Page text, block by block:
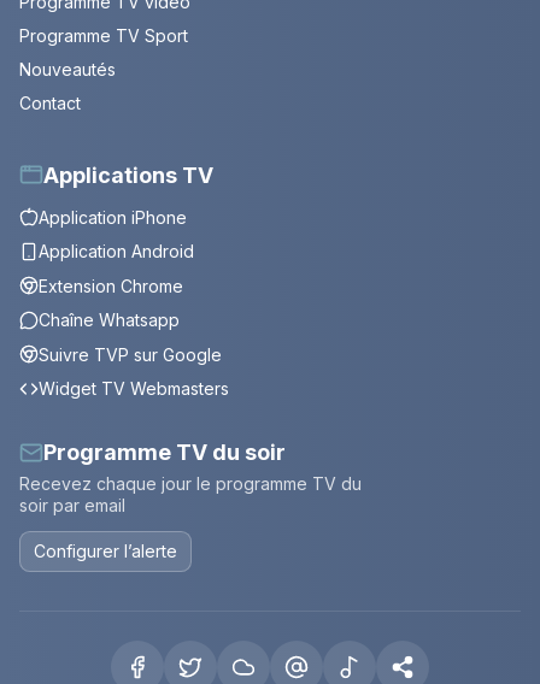
Programme TV Sport
Nouveautés
Contact
Applications TV
Application iPhone
Application Android
Extension Chrome
Chaîne Whatsapp
Suivre TVP sur Google
Widget TV Webmasters
Programme TV du soir
Recevez chaque jour le programme TV du
soir par email
Configurer l’alerte